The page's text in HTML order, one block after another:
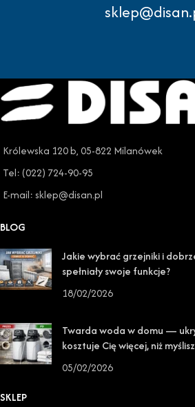
Królewska 120 b, 05-822 Milanówek
Tel: (022) 724-90-95
E-mail: sklep@disan.pl
BLOG
Jakie wybrać grzejniki i
spełniały swoje funkcje?
18/02/2026
Twarda woda w domu —
kosztuje Cię więcej, niż myślisz
05/02/2026
SKLEP